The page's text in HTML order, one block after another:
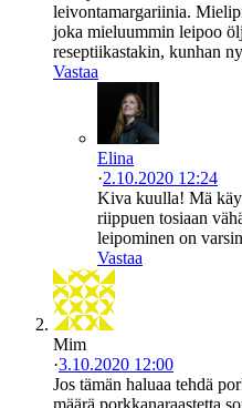
leivontamargariinia.
joka mieluummin leipoo
reseptiikastakin, kunhan
Vastaa
Elina
·2.10.2020 12:24
Kiva kuulla! Mä
riippuen tosiaan
leipominen on
Vastaa
Mim
·3.10.2020 12:00
Jos tämän haluaa tehdä
määrä porkkanaraastetta